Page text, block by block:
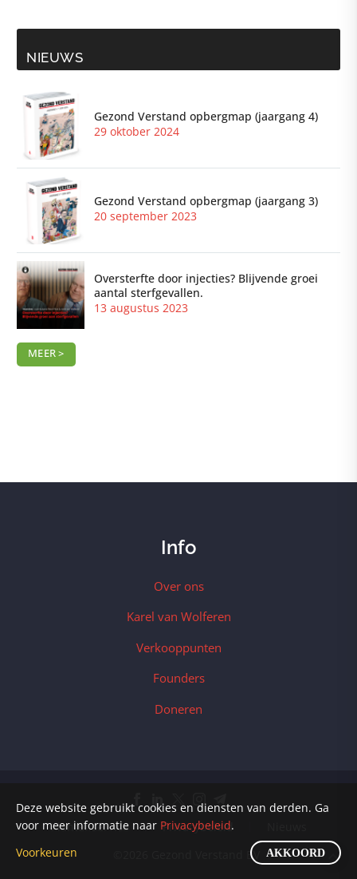
NIEUWS
Gezond Verstand opbergmap (jaargang 4)
29 oktober 2024
Gezond Verstand opbergmap (jaargang 3)
20 september 2023
Oversterfte door injecties? Blijvende groei
aantal sterfgevallen.
13 augustus 2023
MEER >
Info
Over ons
Karel van Wolferen
Verkooppunten
Founders
Doneren
Klantenservice Privacybeleid
©2026 Gezond Verstand BV
Deze website gebruikt cookies en diensten van derden. Ga
voor meer informatie naar Privacybeleid.
Voorkeuren
AKKOORD